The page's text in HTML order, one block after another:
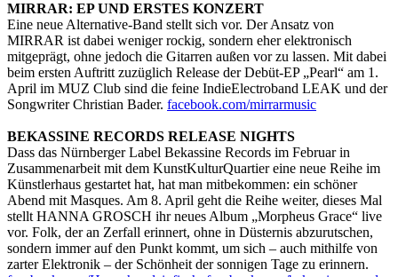
MIRRAR: EP UND ERSTES KONZERT
Eine neue Alternative-Band stellt sich vor. Der Ansatz von
MIRRAR ist dabei weniger rockig, sondern eher elektronisch
mitgeprägt, ohne jedoch die Gitarren außen vor zu lassen. Mit dabei
beim ersten Auftritt zuzüglich Release der Debüt-EP „Pearl“ am 1.
April im MUZ Club sind die feine IndieElectroband LEAK und der
Songwriter Christian Bader. facebook.com/mirrarmusic
BEKASSINE RECORDS RELEASE NIGHTS
Dass das Nürnberger Label Bekassine Records im Februar in
Zusammenarbeit mit dem KunstKulturQuartier eine neue Reihe im
Künstlerhaus gestartet hat, hat man mitbekommen: ein schöner
Abend mit Masques. Am 8. April geht die Reihe weiter, dieses Mal
stellt HANNA GROSCH ihr neues Album „Morpheus Grace“ live
vor. Folk, der an Zerfall erinnert, ohne in Düsternis abzurutschen,
sondern immer auf den Punkt kommt, um sich – auch mithilfe von
zarter Elektronik – der Schönheit der sonnigen Tage zu erinnern.